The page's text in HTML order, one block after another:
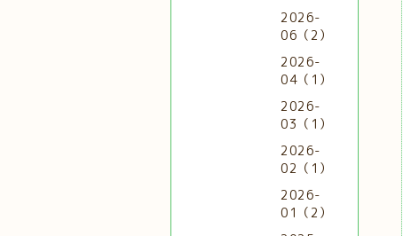
2026-
06（2）
2026-
04（1）
2026-
03（1）
2026-
02（1）
2026-
01（2）